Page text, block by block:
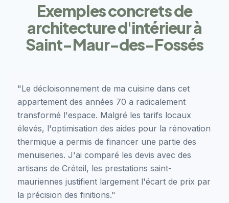
Exemples concrets de
architecture d'intérieur à
Saint-Maur-des-Fossés
"Le décloisonnement de ma cuisine dans cet
appartement des années 70 a radicalement
transformé l'espace. Malgré les tarifs locaux
élevés, l'optimisation des aides pour la rénovation
thermique a permis de financer une partie des
menuiseries. J'ai comparé les devis avec des
artisans de Créteil, les prestations saint-
mauriennes justifient largement l'écart de prix par
la précision des finitions."